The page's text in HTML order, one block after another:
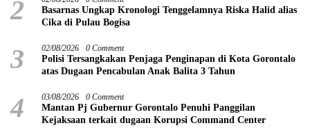
2
Basarnas Ungkap Kronologi Tenggelamnya Riska Halid alias
Cika di Pulau Bogisa
3 02/08/2026 0 Comment
Polisi Tersangkakan Penjaga Penginapan di Kota Gorontalo
atas Dugaan Pencabulan Anak Balita 3 Tahun
4 03/08/2026 0 Comment
Mantan Pj Gubernur Gorontalo Penuhi Panggilan
Kejaksaan terkait dugaan Korupsi Command Center